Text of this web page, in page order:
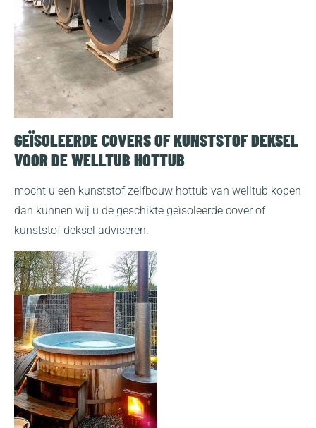
GEÏSOLEERDE COVERS OF KUNSTSTOF DEKSEL
VOOR DE WELLTUB HOTTUB
mocht u een kunststof zelfbouw hottub van welltub kopen
dan kunnen wij u de geschikte geïsoleerde cover of
kunststof deksel adviseren.